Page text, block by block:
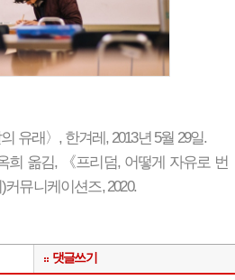
유래〉, 한겨레, 2013년 5월 29일.
희 옮김, 《프리덤, 어떻게 자유로 번
뮤니케이션즈, 2020.
댓글쓰기